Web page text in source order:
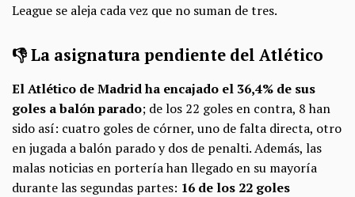
League se aleja cada vez que no suman de tres.
👎 La asignatura pendiente del Atlético
El Atlético de Madrid ha encajado el 36,4% de sus
goles a balón parado; de los 22 goles en contra, 8 han
sido así: cuatro goles de córner, uno de falta directa, otro
en jugada a balón parado y dos de penalti. Además, las
malas noticias en portería han llegado en su mayoría
durante las segundas partes: 16 de los 22 goles